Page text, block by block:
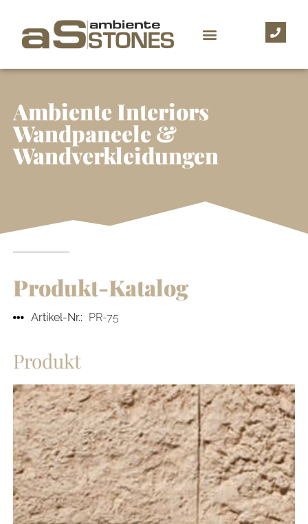
Ambiente Interiors
Wandpaneele &
Wandverkleidungen
Produkt-Katalog
Artikel-Nr.: PR-75
Produkt